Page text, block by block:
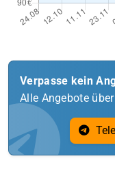
Verpasse kein
Alle Angebote